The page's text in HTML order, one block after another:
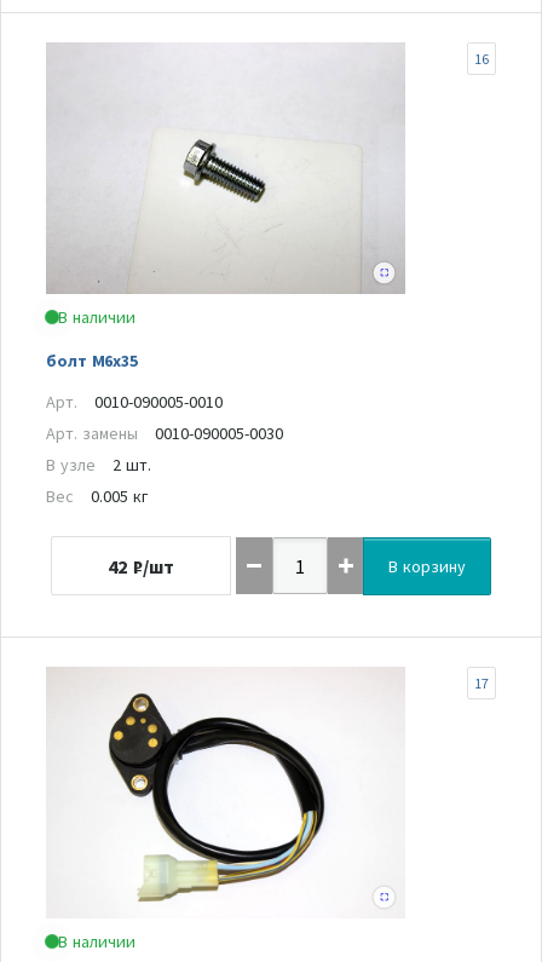
В наличии
болт M6x35
16
Арт.
0010-090005-0010
Арт. замены
0010-090005-0030
В узле
2 шт.
Вес
0.005 кг
42 ₽/шт В корзину
В наличии
17